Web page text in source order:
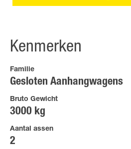
Kenmerken
Familie
Gesloten Aanhangwagens
Bruto Gewicht
3000 kg
Aantal assen
2